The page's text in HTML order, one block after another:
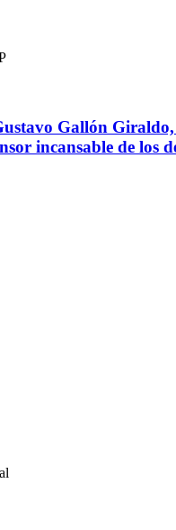
Gallón
incansable de los